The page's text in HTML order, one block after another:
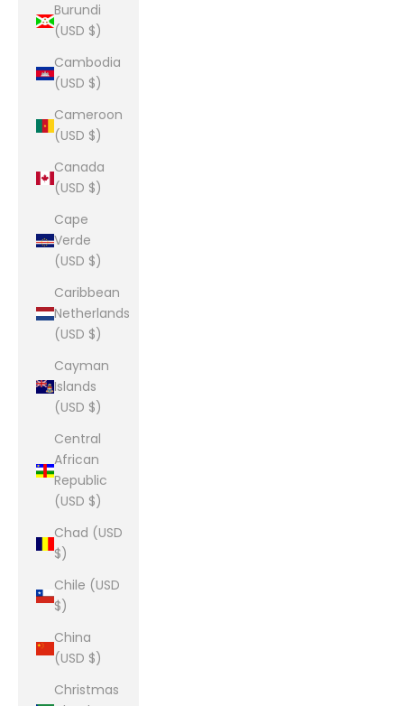
Burundi
(USD $)
Cambodia
(USD $)
Cameroon
(USD $)
Canada
(USD $)
Cape
Verde
(USD $)
Caribbean
Netherlands
(USD $)
Cayman
Islands
(USD $)
Central
African
Republic
(USD $)
Chad (USD
$)
Chile (USD
$)
China
(USD $)
Christmas